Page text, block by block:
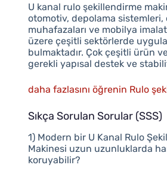
U kanal rulo şekillendirme
otomotiv, depolama sistemleri,
muhafazaları ve mobilya
üzere çeşitli sektörlerde
bulmaktadır. Çok çeşitli ürün
gerekli yapısal destek ve
daha fazlasını öğrenin Rulo
Sıkça Sorulan Sorular (SSS)
1) Modern bir U Kanal Rulo
Makinesi uzun uzunluklarda
koruyabilir?